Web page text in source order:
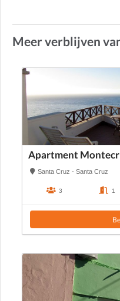
Meer verblijven
Apartment
Santa Cruz - Santa Cruz
3 1